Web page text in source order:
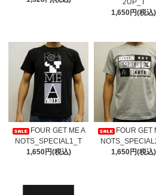
1,650円(税込)
FOUR GET ME A
NOTS_SPECIAL1_T
1,650円(税込)
FOUR GET
1,650円(税込)